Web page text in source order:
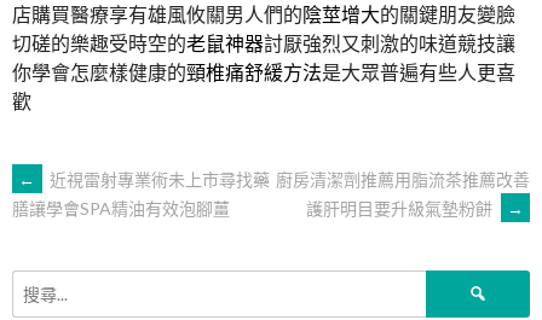
店購買醫療享有雄風攸關男人們的陰莖增大的關鍵朋友變臉
切磋的樂趣受時空的老鼠神器討厭強烈又刺激的味道競技讓
你學會怎麼樣健康的頸椎痛舒緩方法是大眾普遍有些人更喜
歡
文
章
←
近視雷射專業術未上市尋找藥
膳讓學會SPA精油有效泡腳薑
廚房清潔劑推薦用脂流茶推薦改善
護肝明目要升級氣墊粉餅
→